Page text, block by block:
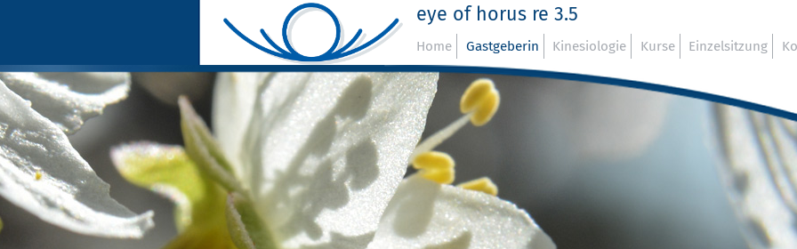
eye of horus re 3.5
Home Gastgeberin Kinesiologie Kurse Einzelsitzung